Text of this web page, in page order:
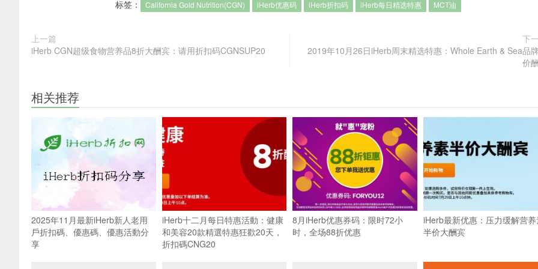
标签： California Gold Nutrition(CGN) iHerb优惠码 iHerb折扣码 iHerb每日精选特惠 MCT油
上一篇
iHerb CGN超级食物营养品8折大酬宾：请用折扣码CGNSUP20
下
2019年10月26日iHerb周末精选特惠：Whole Earth & Sea品
价
相关推荐
2025年11月最新iHerb新人老用
戶折扣碼、優惠碼、優惠活動分
享
iHerb十二月每日特惠活動：健康
和美容20款精選特惠狂歡20天，
折扣碼CNG20
8月iHerb优惠券码：限时72小
时，全场88折优惠
iHerb最新优惠：压力缓解营养
半价大酬宾